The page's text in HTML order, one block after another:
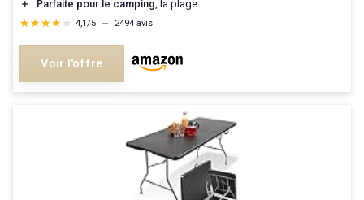
＋
Parfaite pour le camping, la plage
★★★★★
★★★★★ 4,1/5 — 2494 avis
Voir l'offre